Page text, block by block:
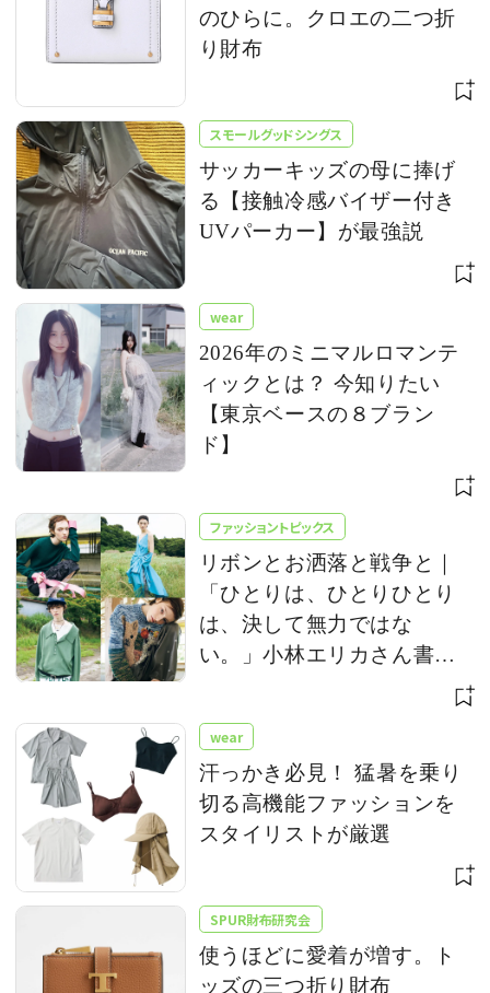
のひらに。クロエの二つ折
り財布
スモールグッドシングス
サッカーキッズの母に捧げ
る【接触冷感バイザー付き
UVパーカー】が最強説
wear
2026年のミニマルロマンテ
ィックとは？ 今知りたい
【東京ベースの８ブラン
ド】
ファッショントピックス
リボンとお洒落と戦争と｜
「ひとりは、ひとりひとり
は、決して無力ではな
い。」小林エリカさん書き
wear
汗っかき必見！ 猛暑を乗り
切る高機能ファッションを
スタイリストが厳選
SPUR財布研究会
使うほどに愛着が増す。ト
ッズの三つ折り財布